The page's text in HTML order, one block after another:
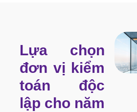
Lựa chọn
đơn vị kiểm
toán độc
lập cho năm